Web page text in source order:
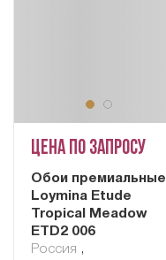
Цена по запросу
Обои премиальные
Loymina Etude
Tropical Meadow
ETD2 006
Россия ,